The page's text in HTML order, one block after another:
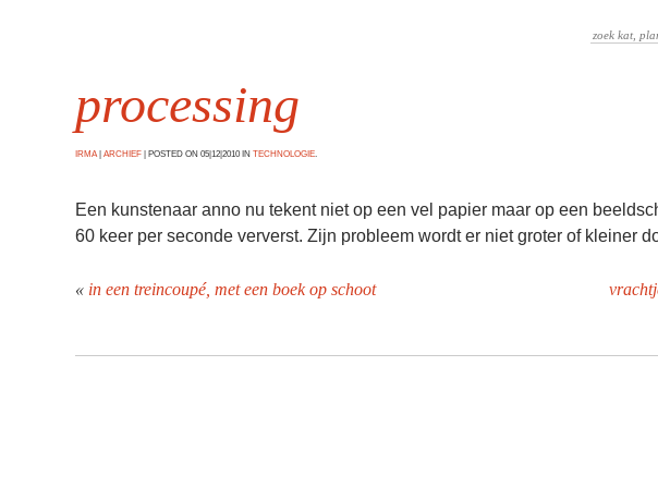
processing
IRMA ARCHIEF POSTED ON 05|12|2010 IN TECHNOLOGIE
Een kunstenaar anno nu tekent niet op een vel papier maar op een
60 keer per seconde ververst. Zijn probleem wordt er niet groter of kleiner
« in een treincoupé, met een boek op schoot